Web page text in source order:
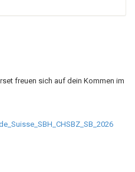
freuen sich auf dein Kommen im